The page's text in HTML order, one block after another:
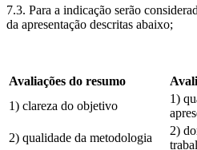
7.3. Para a indicação serão
da apresentação descritas abaixo;
Avaliações do resumo
1) clareza do objetivo
1)
2) qualidade da metodologia
2)